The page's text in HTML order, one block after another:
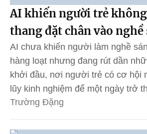
AI khiến người trẻ
thang đặt chân vào nghề
AI chưa khiến người làm nghề
hàng loạt nhưng đang rút dần
khởi đầu, nơi người trẻ có cơ hội
lũy kinh nghiệm để một ngày trở
Trường Đặng